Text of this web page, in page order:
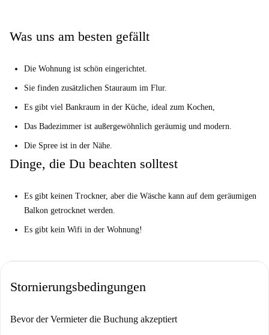
Was uns am besten gefällt
Die Wohnung ist schön eingerichtet.
Sie finden zusätzlichen Stauraum im Flur.
Es gibt viel Bankraum in der Küche, ideal zum Kochen,
Das Badezimmer ist außergewöhnlich geräumig und modern.
Die Spree ist in der Nähe.
Dinge, die Du beachten solltest
Es gibt keinen Trockner, aber die Wäsche kann auf dem geräumigen
Balkon getrocknet werden.
Es gibt kein Wifi in der Wohnung!
Stornierungsbedingungen
Bevor der Vermieter die Buchung akzeptiert